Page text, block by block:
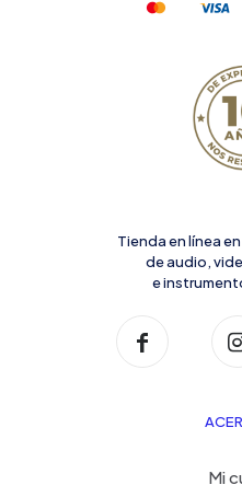
Tienda en línea
de audio,
e
Mi